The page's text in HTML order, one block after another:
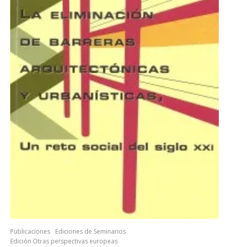
Publicaciones
Ediciones de Seminarios
Edición Otras perspectivas europeas